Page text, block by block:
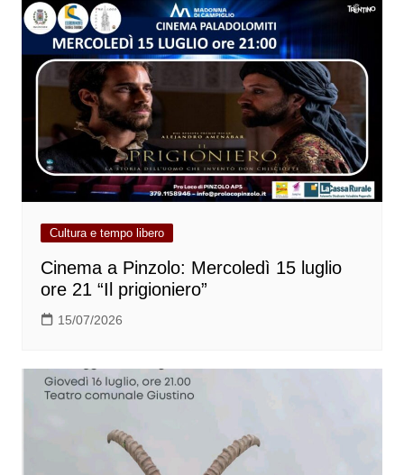
Cultura e tempo libero
Cinema a Pinzolo: Mercoledì 15 luglio
ore 21 “Il prigioniero”
15/07/2026